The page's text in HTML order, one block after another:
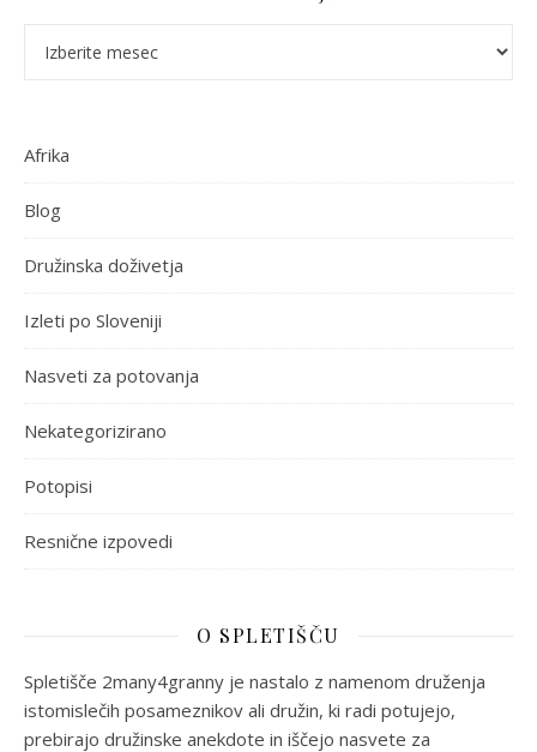
Afrika
Blog
Družinska doživetja
Izleti po Sloveniji
Nasveti za potovanja
Nekategorizirano
Potopisi
Resnične izpovedi
O SPLETIŠČU
Spletišče 2many4granny je nastalo z namenom druženja
istomislečih posameznikov ali družin, ki radi potujejo,
prebirajo družinske anekdote in iščejo nasvete za